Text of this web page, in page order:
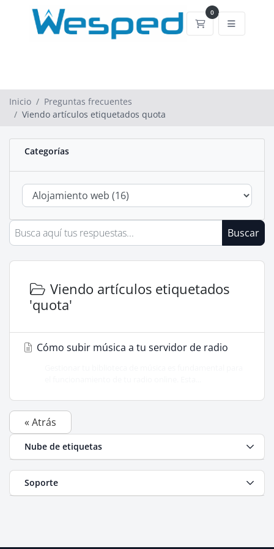
0
Carrito de
Inicio
Preguntas frecuentes
Viendo artículos etiquetados quota
Categorías
Buscar
Viendo artículos etiquetados
'quota'
Cómo subir música a tu servidor de radio
« Atrás
Nube de etiquetas
Soporte